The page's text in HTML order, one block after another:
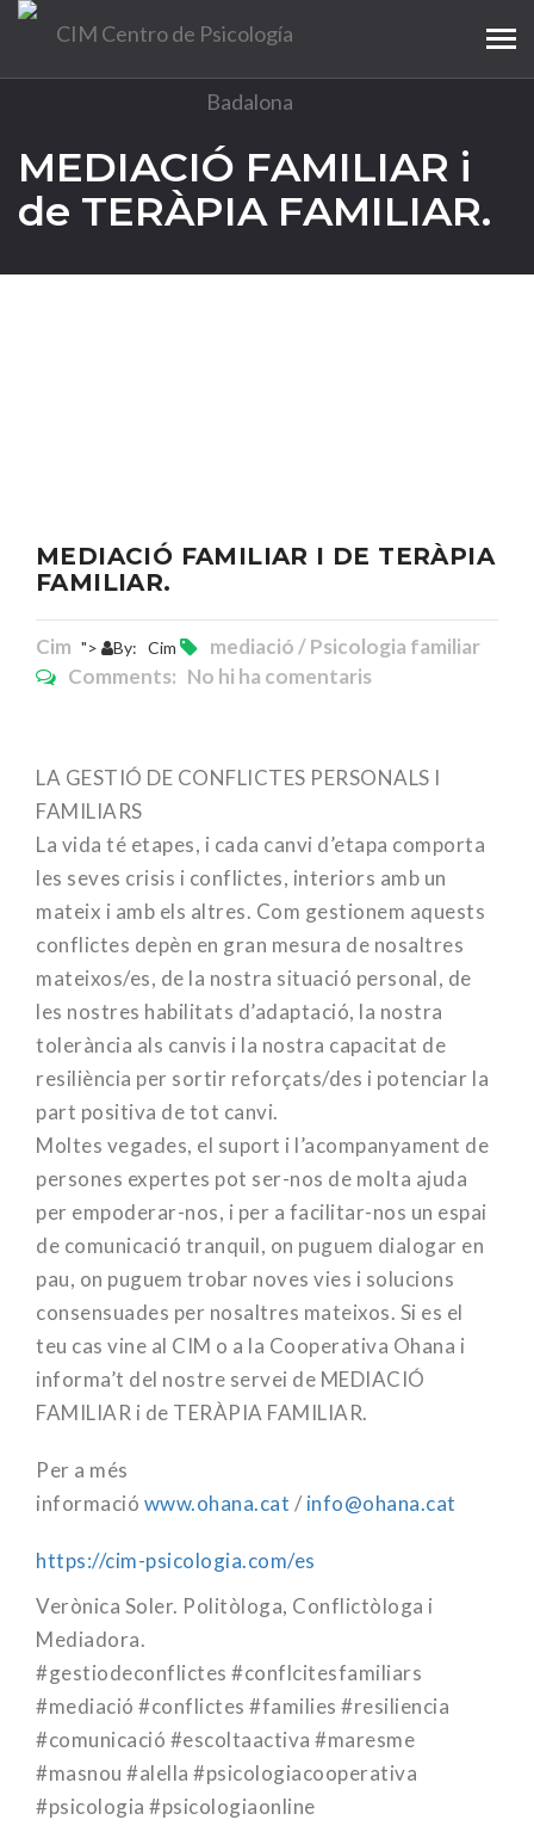
MEDIACIÓ FAMILIAR i
de TERÀPIA FAMILIAR.
MEDIACIÓ FAMILIAR I DE TERÀPIA
FAMILIAR.
Cim "> By: Cim
mediació / Psicologia familiar
Comments: No hi ha comentaris
LA GESTIÓ DE CONFLICTES PERSONALS I
FAMILIARS
La vida té etapes, i cada canvi d’etapa comporta
les seves crisis i conflictes, interiors amb un
mateix i amb els altres. Com gestionem aquests
conflictes depèn en gran mesura de nosaltres
mateixos/es, de la nostra situació personal, de
les nostres habilitats d’adaptació, la nostra
tolerància als canvis i la nostra capacitat de
resiliència per sortir reforçats/des i potenciar la
part positiva de tot canvi.
Moltes vegades, el suport i l’acompanyament de
persones expertes pot ser-nos de molta ajuda
per empoderar-nos, i per a facilitar-nos un espai
de comunicació tranquil, on puguem dialogar en
pau, on puguem trobar noves vies i solucions
consensuades per nosaltres mateixos. Si es el
teu cas vine al CIM o a la Cooperativa Ohana i
informa’t del nostre servei de MEDIACIÓ
FAMILIAR i de TERÀPIA FAMILIAR.
Per a més
informació www.ohana.cat /info@ohana.cat
https://cim-psicologia.com/es
Verònica Soler. Politòloga, Conflictòloga i
Mediadora.
#gestiodeconflictes #conflcitesfamiliars
#mediació #conflictes #families #resiliencia
#comunicació #escoltaactiva #maresme
#masnou #alella #psicologiacooperativa
#psicologia #psicologiaonline